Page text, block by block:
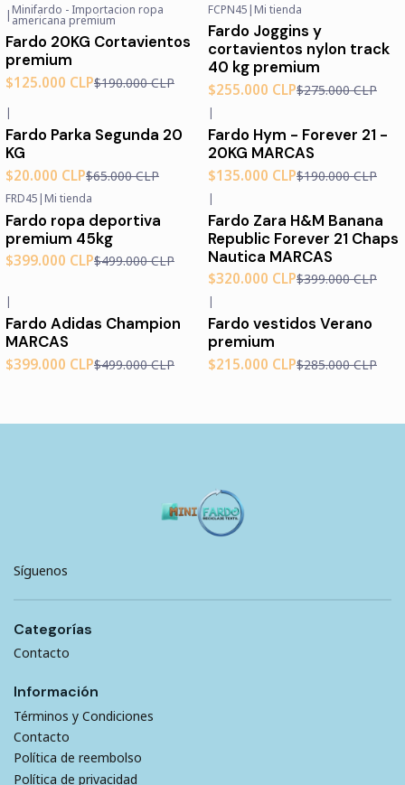
-34%OFF
| Minifardo - Importacion ropa
americana premium
Fardo 20KG Cortavientos
premium
$125.000 CLP$190.000 CLP
-7% OFF
FCPN45 | Mi tienda
Fardo Joggins y
cortavientos nylon track
40 kg premium
$255.000 CLP$275.000 CLP
Agotado
|
Fardo Parka Segunda 20
KG
$20.000 CLP$65.000 CLP
|
Fardo Hym - Forever 21 -
20KG MARCAS
$135.000 CLP$190.000 CLP
OFF
FRD45 | Mi tienda
Fardo ropa deportiva
premium 45kg
$399.000 CLP$499.000 CLP
Agotado
|
Fardo Zara H&M Banana
Republic Forever 21 Chaps
Nautica MARCAS
$320.000 CLP$399.000 CLP
|
Fardo Adidas Champion
MARCAS
$399.000 CLP$499.000 CLP
|
Fardo vestidos Verano
premium
$215.000 CLP$285.000 CLP
Síguenos
Categorías
Contacto
Información
Términos y Condiciones
Contacto
Política de reembolso
Política de privacidad